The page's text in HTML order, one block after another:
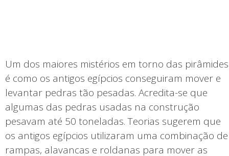
Um dos maiores mistérios em torno das pirâmides
é como os antigos egípcios conseguiram mover e
levantar pedras tão pesadas. Acredita-se que
algumas das pedras usadas na construção
pesavam até 50 toneladas. Teorias sugerem que
os antigos egípcios utilizaram uma combinação de
rampas, alavancas e roldanas para mover as